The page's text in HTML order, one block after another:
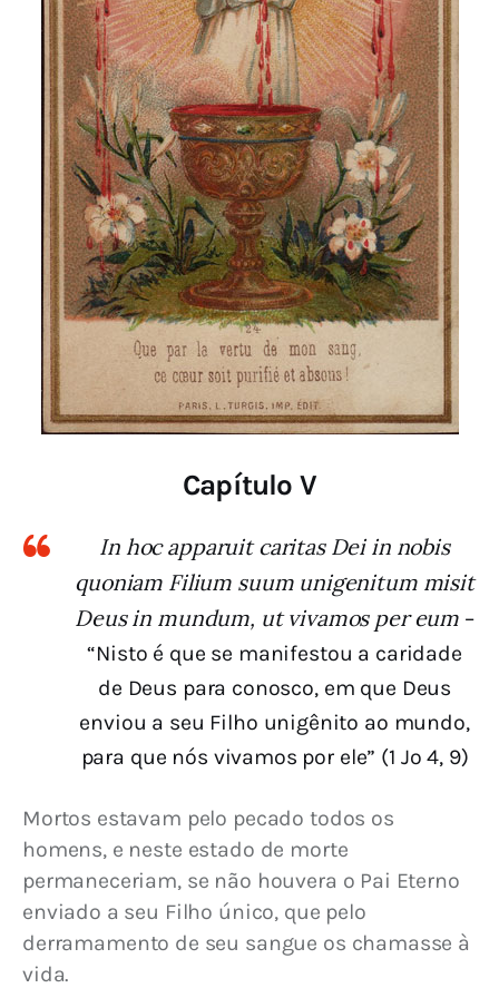
Capítulo V
In hoc apparuit caritas Dei in nobis
quoniam Filium suum unigenitum misit
Deus in mundum, ut vivamos per eum –
“Nisto é que se manifestou a caridade
de Deus para conosco, em que Deus
enviou a seu Filho unigênito ao mundo,
para que nós vivamos por ele” (1 Jo 4, 9)
Mortos estavam pelo pecado todos os
homens, e neste estado de morte
permaneceriam, se não houvera o Pai Eterno
enviado a seu Filho único, que pelo
derramamento de seu sangue os chamasse à
vida.